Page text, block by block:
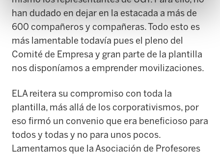
han dudado en dejar en la estacada a más de
600 compañeros y compañeras. Todo esto es
más lamentable todavía pues el pleno del
Comité de Empresa y gran parte de la plantilla
nos disponíamos a emprender movilizaciones.
ELA reitera su compromiso con toda la
plantilla, más allá de los corporativismos, por
eso firmó un convenio que era beneficioso para
todos y todas y no para unos pocos.
Lamentamos que la Asociación de Profesores